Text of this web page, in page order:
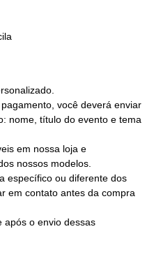
você deverá enviar
nome, título do evento e tema
em nossa loja e
nossos modelos.
específico ou diferente dos
em contato antes da compra
após o envio dessas